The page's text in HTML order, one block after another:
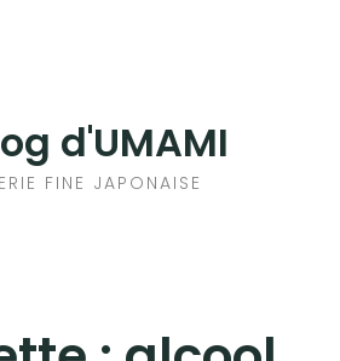
d'UMAMI
FINE JAPONAISE